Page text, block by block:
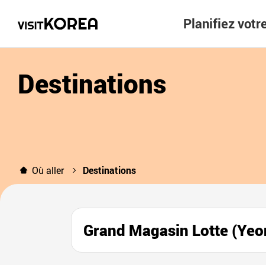
Planifiez
Destinations
Où aller Destinations
Grand Magasin Lotte